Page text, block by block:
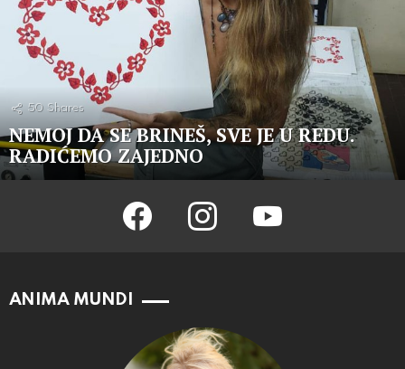
50 Shares
NEMOJ DA SE BRINEŠ, SVE JE U REDU.
RADIĆEMO ZAJEDNO
facebook instagram youtube
ANIMA MUNDI